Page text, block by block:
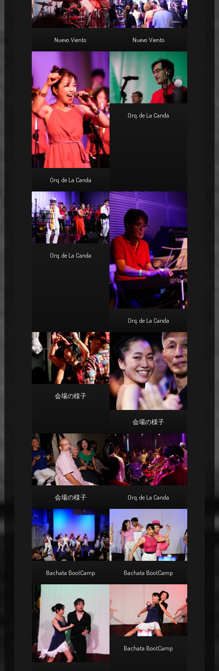
Nuevo Viento Nuevo Viento
Orq. de La Canda
Orq. de La Canda
Orq. de La Canda
Orq. de La Canda
会場の様子
会場の様子
会場の様子 Orq. de La Canda
Bachata BootCamp Bachata BootCamp
Bachata BootCamp